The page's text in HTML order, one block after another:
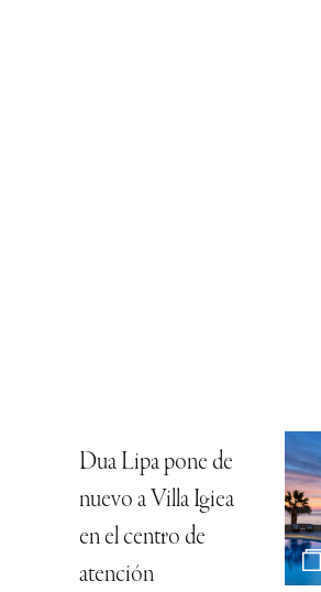
Dua Lipa pone de
nuevo a Villa Igiea
en el centro de
atención